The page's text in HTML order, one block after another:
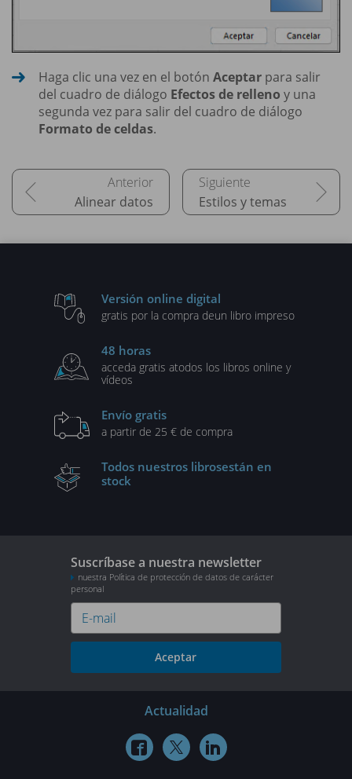
Haga clic una vez en el botón Aceptar para salir
del cuadro de diálogo Efectos de relleno y una
segunda vez para salir del cuadro de diálogo
Formato de celdas.
Alinear datos Estilos y temas
Versión online digital
gratis por la compra deun libro impreso
48 horas
acceda gratis atodos los libros online y
vídeos
Envío gratis
a partir de 25 € de compra
Todos nuestros librosestán en
stock
Suscríbase a nuestra newsletter
nuestra Política de protección de datos de carácter
personal
Aceptar
Actualidad
  